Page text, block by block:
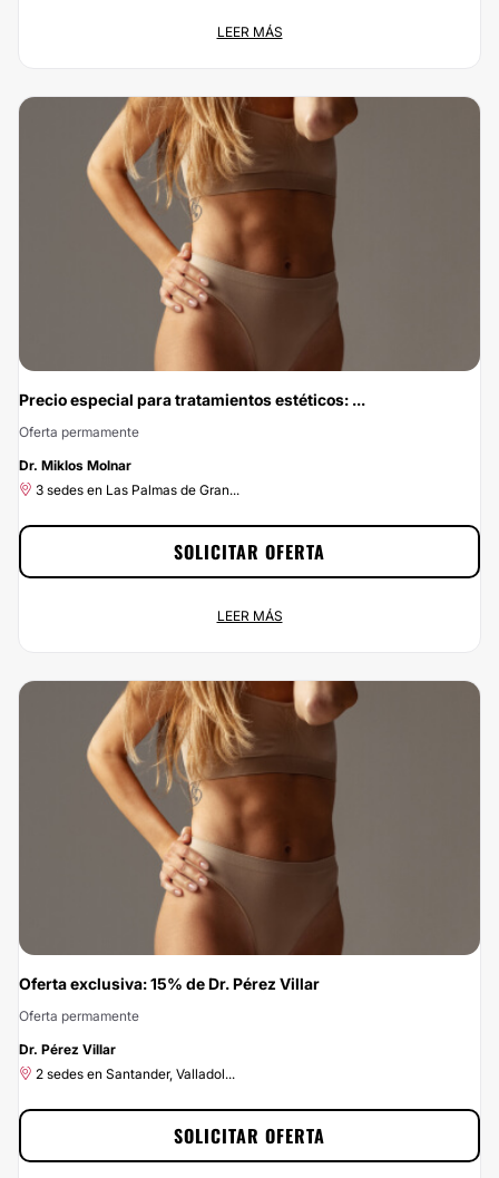
No dejes escapar esta oportunidad: con Multiestetica.com vas a ahorrar el
10% si te pones en las manos de Clínicas CAME Murcia. Si estás buscando el
mejor precio para un servicio de calidad, ¡has encontrado la mejor opción!
Porque en Multiestetica.com, no queremos que el precio sea el problema.
LEER MÁS
-30%
Precio especial para tratamientos estéticos: ...
Oferta permamente
Dr. Miklos Molnar
3 sedes en Las Palmas de Gran...
No dejes escapar esta oportunidad: con Multiestetica.com vas a ahorrar el
30% si te pones en las manos de Dr. Miklos Molnar. Si estás buscando el
mejor precio para un servicio de calidad, ¡has encontrado la mejor opción!
Porque en Multiestetica.com, no queremos que el precio sea el problema.
SOLICITAR OFERTA
LEER MÁS
-15%
Oferta exclusiva: 15% de Dr. Pérez Villar
Oferta permamente
Dr. Pérez Villar
2 sedes en Santander, Valladol...
SOLICITAR OFERTA